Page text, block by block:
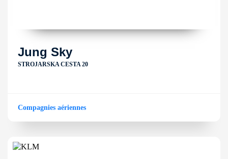
Jung Sky
STROJARSKA CESTA 20
Compagnies aériennes